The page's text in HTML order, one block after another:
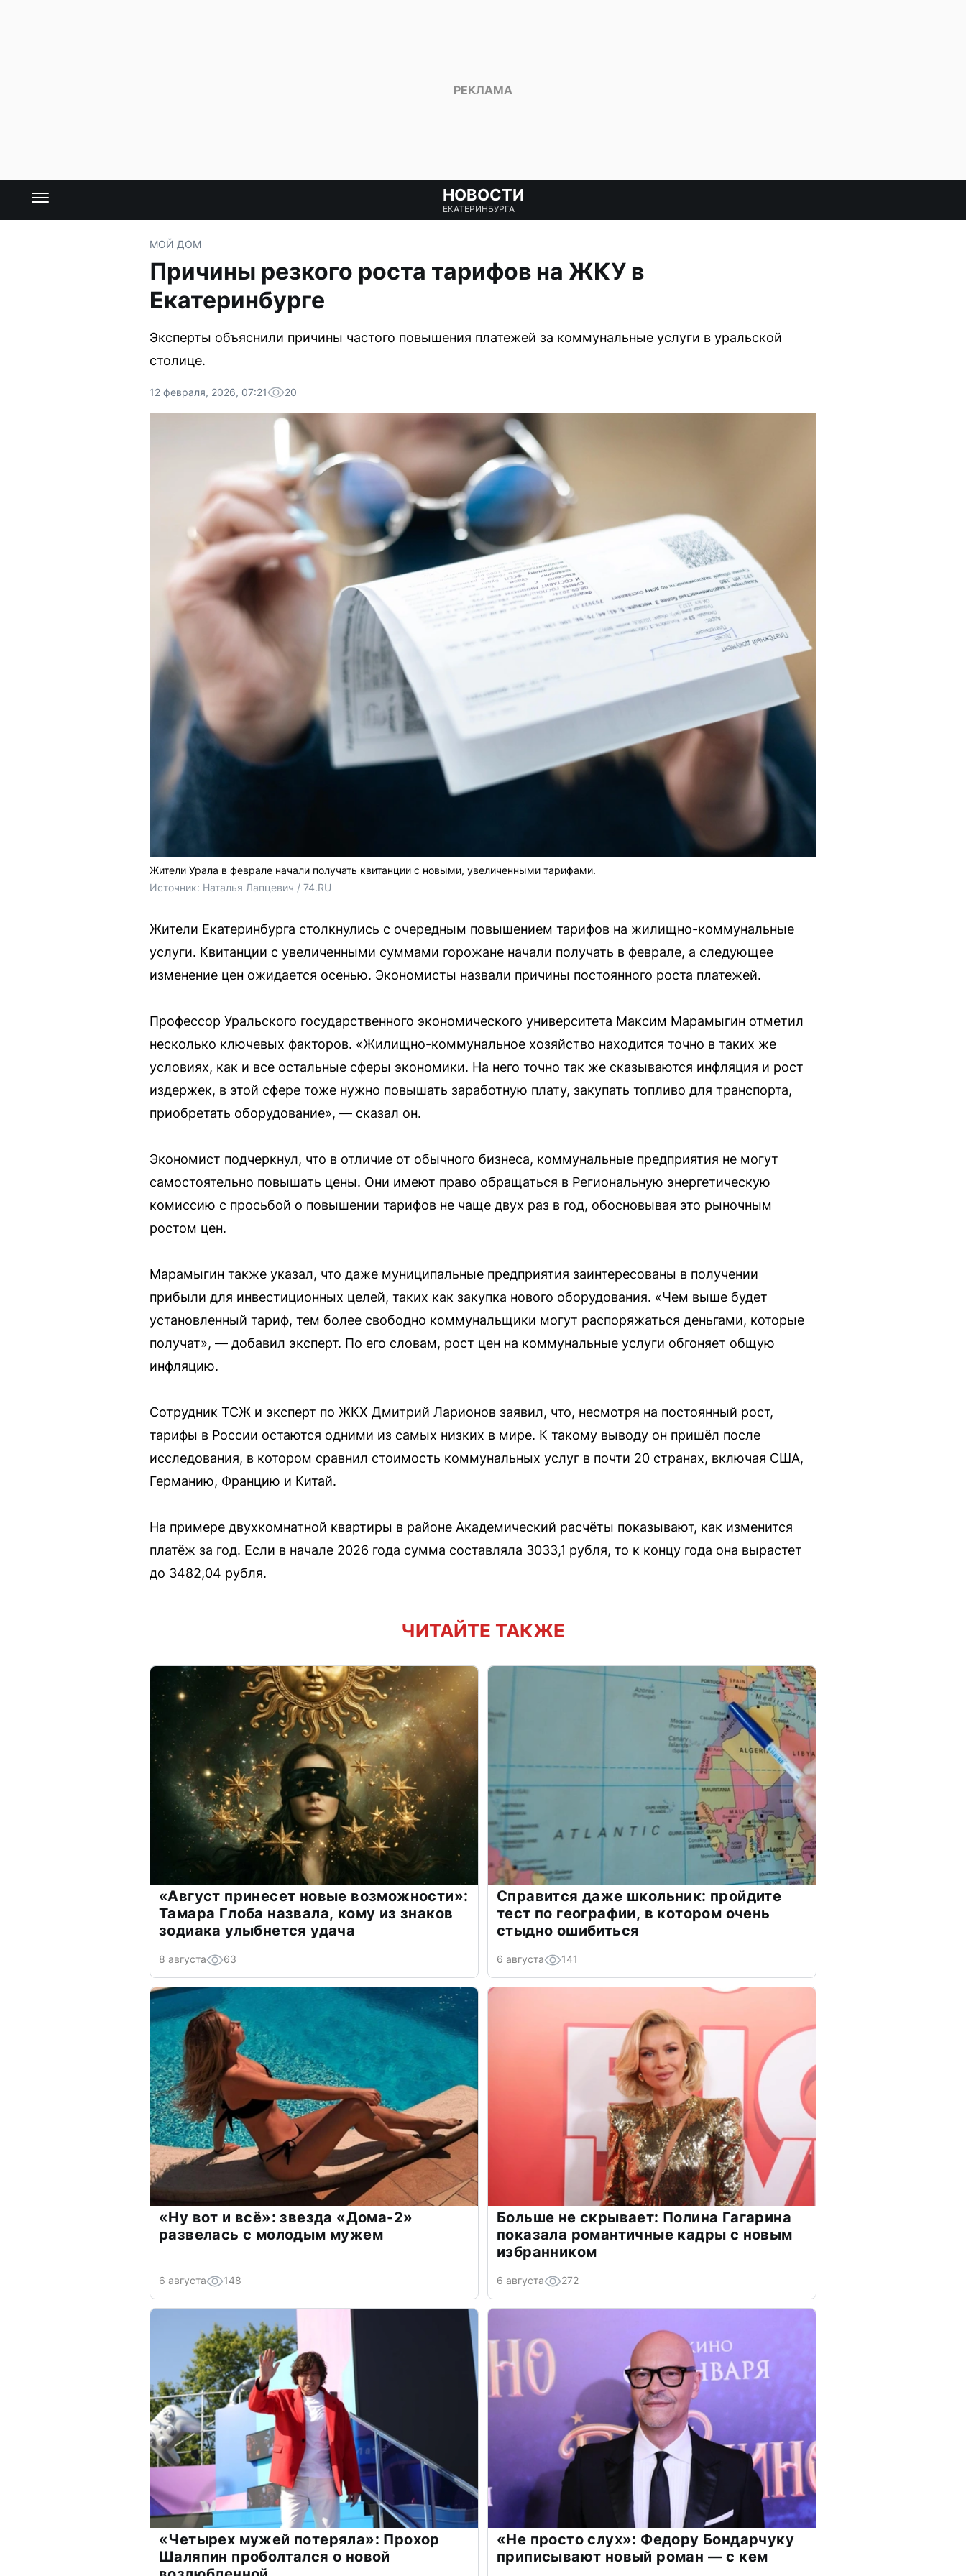
НОВОСТИ
ЕКАТЕРИНБУРГА
МОЙ ДОМ
Причины резкого роста тарифов на ЖКУ в
Екатеринбурге
Эксперты объяснили причины частого повышения платежей за коммунальные услуги в уральской
столице.
12 февраля, 2026, 07:21 20
Жители Урала в феврале начали получать квитанции с новыми, увеличенными тарифами.
Источник: Наталья Лапцевич / 74.RU
Жители Екатеринбурга столкнулись с очередным повышением тарифов на жилищно-коммунальные
услуги. Квитанции с увеличенными суммами горожане начали получать в феврале, а следующее
изменение цен ожидается осенью. Экономисты назвали причины постоянного роста платежей.
Профессор Уральского государственного экономического университета Максим Марамыгин отметил
несколько ключевых факторов. «Жилищно-коммунальное хозяйство находится точно в таких же
условиях, как и все остальные сферы экономики. На него точно так же сказываются инфляция и рост
издержек, в этой сфере тоже нужно повышать заработную плату, закупать топливо для транспорта,
приобретать оборудование», — сказал он.
Экономист подчеркнул, что в отличие от обычного бизнеса, коммунальные предприятия не могут
самостоятельно повышать цены. Они имеют право обращаться в Региональную энергетическую
комиссию с просьбой о повышении тарифов не чаще двух раз в год, обосновывая это рыночным
ростом цен.
Марамыгин также указал, что даже муниципальные предприятия заинтересованы в получении
прибыли для инвестиционных целей, таких как закупка нового оборудования. «Чем выше будет
установленный тариф, тем более свободно коммунальщики могут распоряжаться деньгами, которые
получат», — добавил эксперт. По его словам, рост цен на коммунальные услуги обгоняет общую
инфляцию.
Сотрудник ТСЖ и эксперт по ЖКХ Дмитрий Ларионов заявил, что, несмотря на постоянный рост,
тарифы в России остаются одними из самых низких в мире. К такому выводу он пришёл после
исследования, в котором сравнил стоимость коммунальных услуг в почти 20 странах, включая США,
Германию, Францию и Китай.
На примере двухкомнатной квартиры в районе Академический расчёты показывают, как изменится
платёж за год. Если в начале 2026 года сумма составляла 3033,1 рубля, то к концу года она вырастет
до 3482,04 рубля.
ЧИТАЙТЕ ТАКЖЕ
«Август принесет новые возможности»:
Тамара Глоба назвала, кому из знаков
зодиака улыбнется удача
8 августа 63
Справится даже школьник: пройдите
тест по географии, в котором очень
стыдно ошибиться
6 августа 141
«Ну вот и всё»: звезда «Дома-2»
развелась с молодым мужем
6 августа 148
Больше не скрывает: Полина Гагарина
показала романтичные кадры с новым
избранником
6 августа 272
«Четырех мужей потеряла»: Прохор
Шаляпин проболтался о новой
«Не просто слух»: Федору Бондарчуку
приписывают новый роман — с кем